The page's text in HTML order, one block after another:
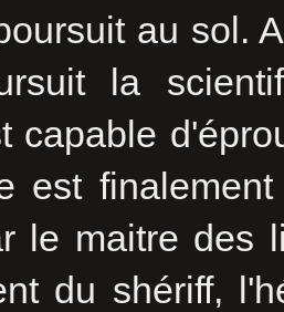
au sol.
la
capable
est
le maitre des
du shériff,